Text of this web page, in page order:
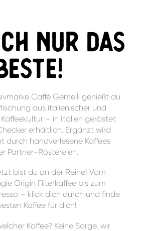
nur das
Caffè Gemelli genießt du
aus italienischer und
– in Italien geröstet
erhältlich. Ergänzt wird
durch handverlesene Kaffees
Partner-Röstereien.
bist du an der Reihe! Vom
Origin Filterkaffee bis zum
– klick dich durch und finde
Kaffee für dich!
Kaffee? Keine Sorge, wir